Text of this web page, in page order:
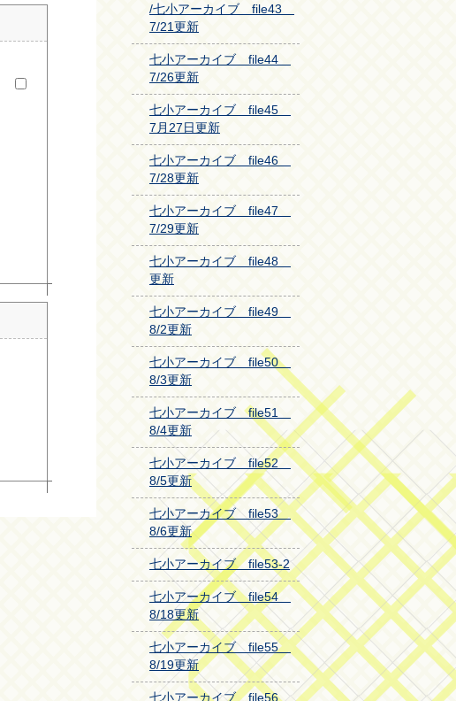
/七小アーカイブ file43
7/21更新
七小アーカイブ file44
7/26更新
七小アーカイブ file45
7月27日更新
七小アーカイブ file46
7/28更新
七小アーカイブ file47
7/29更新
七小アーカイブ file48
更新
七小アーカイブ file49
8/2更新
七小アーカイブ file50
8/3更新
七小アーカイブ file51
8/4更新
七小アーカイブ file52
8/5更新
七小アーカイブ file53
8/6更新
七小アーカイブ file53-2
七小アーカイブ file54
8/18更新
七小アーカイブ file55
8/19更新
七小アーカイブ file56